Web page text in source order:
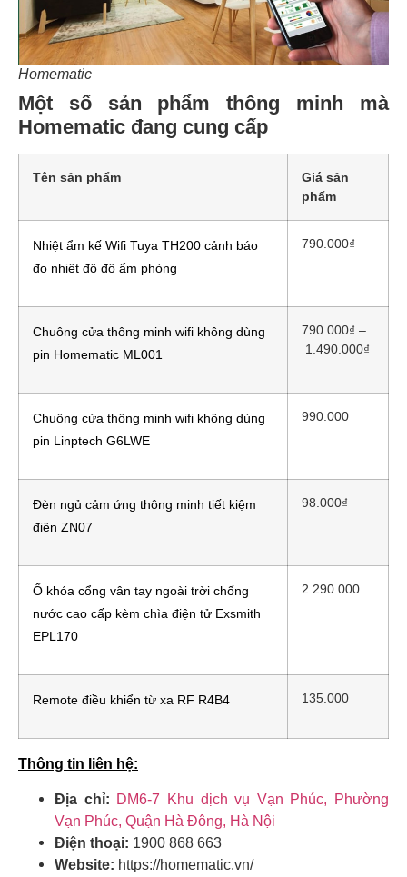
Homematic
Một số sản phẩm thông minh mà
Homematic đang cung cấp
Tên sản phẩm
Giá sản
phẩm
Nhiệt ẩm kế Wifi Tuya TH200 cảnh báo
đo nhiệt độ độ ẩm phòng
790.000₫
Chuông cửa thông minh wifi không dùng
pin Homematic ML001
790.000₫ –
1.490.000₫
Chuông cửa thông minh wifi không dùng
pin Linptech G6LWE
990.000
Đèn ngủ cảm ứng thông minh tiết kiệm
điện ZN07
98.000₫
Ổ khóa cổng vân tay ngoài trời chống
nước cao cấp kèm chìa điện tử Exsmith
EPL170
2.290.000
Remote điều khiển từ xa RF R4B4 135.000
Thông tin liên hệ:
Địa chỉ: DM6-7 Khu dịch vụ Vạn Phúc, Phường
Vạn Phúc, Quận Hà Đông, Hà Nội
Điện thoại: 1900 868 663
Website: https://homematic.vn/